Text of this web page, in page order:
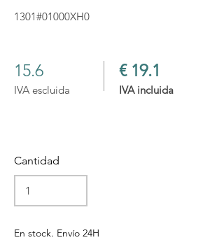
1301#01000XH0
15.6
IVA escluida
€ 19.1
IVA incluida
Cantidad
En stock. Envío 24H